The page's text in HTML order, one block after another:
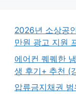
2026년 소상공
만원 광고 지원
에어컨 퀘퀘한
생 후기+ 추천 (
압류금지채권